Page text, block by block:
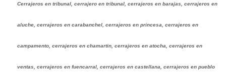
Cerrajeros en tribunal, cerrajero en tribunal, cerrajeros en barajas, cerrajeros en
aluche, cerrajeros en carabanchel, cerrajeros en princesa, cerrajeros en
campamento, cerrajeros en chamartin, cerrajeros en atocha, cerrajeros en
ventas, cerrajeros en fuencarral, cerrajeros en castellana, cerrajeros en pueblo